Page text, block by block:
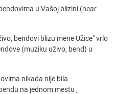
u Vašoj blizini (near
bendovi blizu mene Užice" vrlo
(muziku uživo, bend) u
nikada nije bila
na jednom mestu ,